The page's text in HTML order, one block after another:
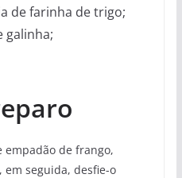
de farinha de trigo;
galinha;
empadão de frango,
em seguida, desfie-o